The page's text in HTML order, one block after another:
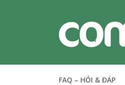
FAQ – HỎI & ĐÁP